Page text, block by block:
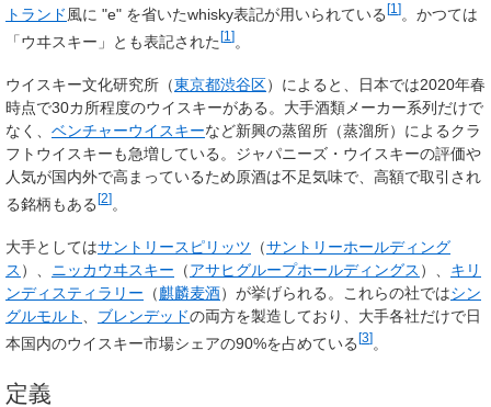
トランド 風に "e" を省いたwhisky表記が用いられている [1 ] 。かつては
「ウヰスキー」とも表記された[1 ]。
ウイスキー文化研究所（東京都渋谷区）によると、日本では2020年春
時点で30カ所程度のウイスキーがある。大手酒類メーカー系列だけで
なく、 ベンチャーウイスキーなど新興の蒸留所（蒸溜所）によるクラ
フトウイスキーも急増している。ジャパニーズ・ウイスキーの評価や
人気が国内外で高まっているため原酒は不足気味で、高額で取引され
る銘柄もある [2] 。
大手としてはサントリースピリッツ （サントリーホールディング
ス ）、 ニッカウヰスキー （アサヒグループホールディングス ）、 キリ
ンディスティラリー （麒麟麦酒）が挙げられる。これらの社ではシン
グルモルト 、 ブレンデッドの両方を製造しており、大手各社だけで日
本国内のウイスキー市場シェアの90%を占めている [3] 。
定義